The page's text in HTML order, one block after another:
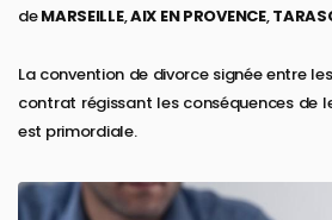
deMARSEILLE,AIX EN PROVENCE,
La convention de divorce signée entre
contrat régissant les conséquences de
est primordiale.